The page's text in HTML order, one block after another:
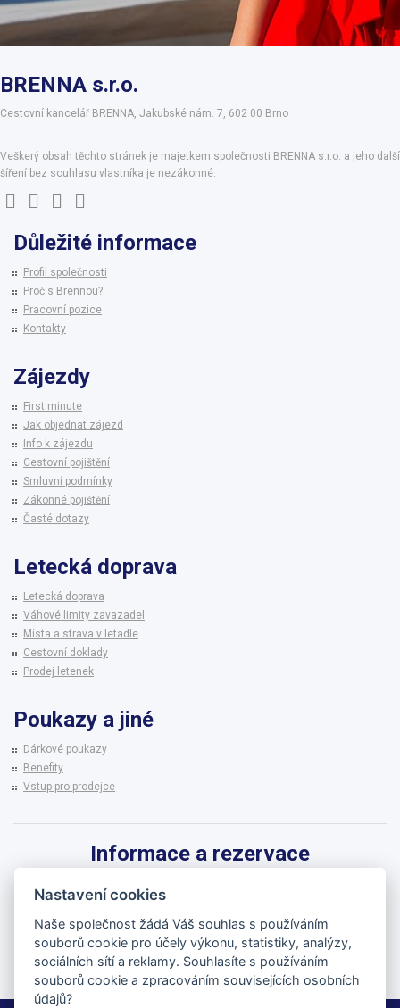
BRENNA s.r.o.
Cestovní kancelář BRENNA, Jakubské nám. 7, 602 00 Brno
Veškerý obsah těchto stránek je majetkem společnosti BRENNA s.r.o. a jeho další
šíření bez souhlasu vlastníka je nezákonné.
Důležité informace
Profil společnosti
Proč s Brennou?
Pracovní pozice
Kontakty
Zájezdy
First minute
Jak objednat zájezd
Info k zájezdu
Cestovní pojištění
Smluvní podmínky
Zákonné pojištění
Časté dotazy
Letecká doprava
Letecká doprava
Váhové limity zavazadel
Místa a strava v letadle
Cestovní doklady
Prodej letenek
Poukazy a jiné
Dárkové poukazy
Benefity
Vstup pro prodejce
Informace a rezervace
542 215 256
brenna@brenna.cz
Nastavení cookies
Naše společnost žádá Váš souhlas s používáním
souborů cookie pro účely výkonu, statistiky, analýzy,
sociálních sítí a reklamy. Souhlasíte s používáním
souborů cookie a zpracováním souvisejících osobních
údajů?